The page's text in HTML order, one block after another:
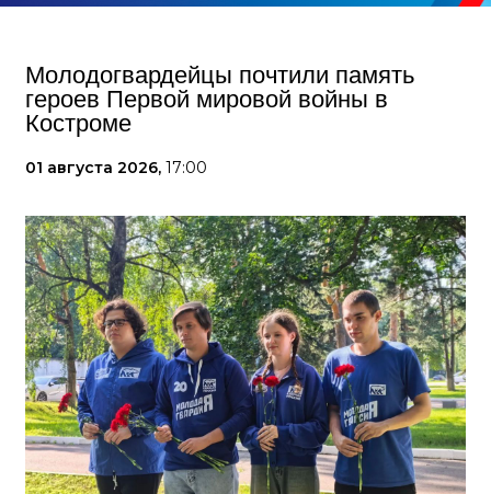
Молодогвардейцы почтили память
героев Первой мировой войны в
Костроме
01 августа 2026, 17:00